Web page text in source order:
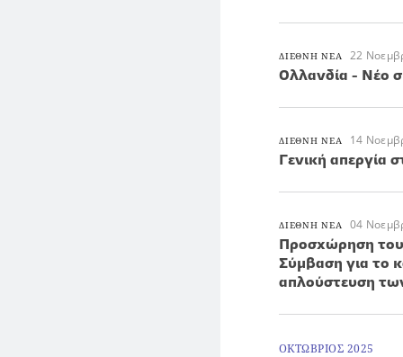
ΔΙΕΘΝΗ ΝΕΑ 22
Oλλανδία - Νέο
ΔΙΕΘΝΗ ΝΕΑ 14
Γενική απεργία
ΔΙΕΘΝΗ ΝΕΑ 04
Προσχώρηση του
Σύμβαση για το
απλούστευση
ΟΚΤΩΒΡΙΟΣ 2025